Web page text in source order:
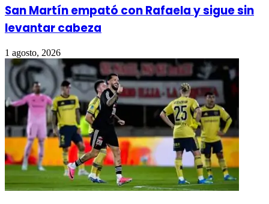
San Martín empató con Rafaela y sigue sin
levantar cabeza
1 agosto, 2026